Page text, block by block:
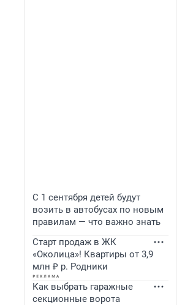
С 1 сентября детей будут
возить в автобусах по новым
правилам — что важно знать
Старт продаж в ЖК
«Околица»! Квартиры от 3,9
млн ₽ р. Родники
Как выбрать гаражные
секционные ворота